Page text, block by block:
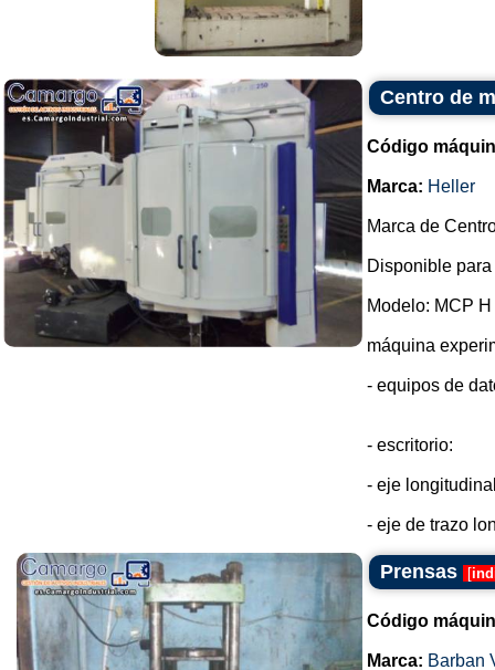
Centro de
Código
Marca: Heller
Marca de
Disponible
Modelo: MCP
máquina
- equipos de
- escritorio:
- eje
- eje de trazo
Prensas [
Código
Marca: Barban